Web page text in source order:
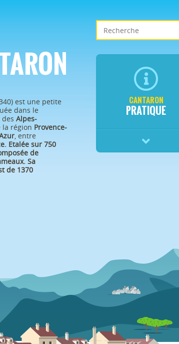
est une petite
dans le
Alpes-
la région Provence-
, entre
Etalée sur 750
de
Sa
de 1370
CANTARON
PRATIQUE